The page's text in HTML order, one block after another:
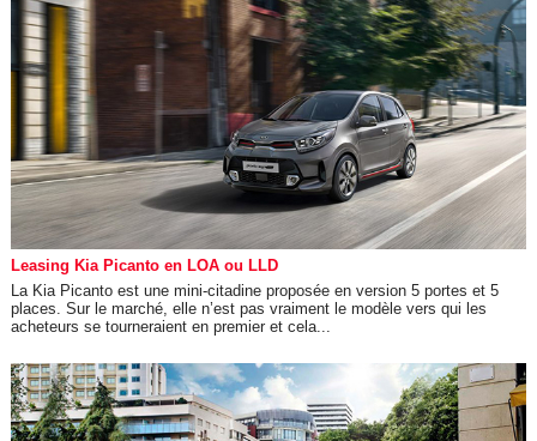
Leasing Kia Picanto en LOA ou LLD
La Kia Picanto est une mini-citadine proposée en version 5 portes et 5
places. Sur le marché, elle n’est pas vraiment le modèle vers qui les
acheteurs se tourneraient en premier et cela...